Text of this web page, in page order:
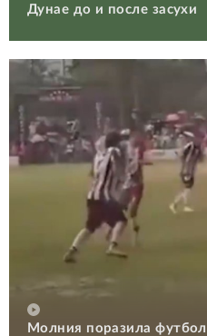
Дунае до и после засухи
Молния поразила